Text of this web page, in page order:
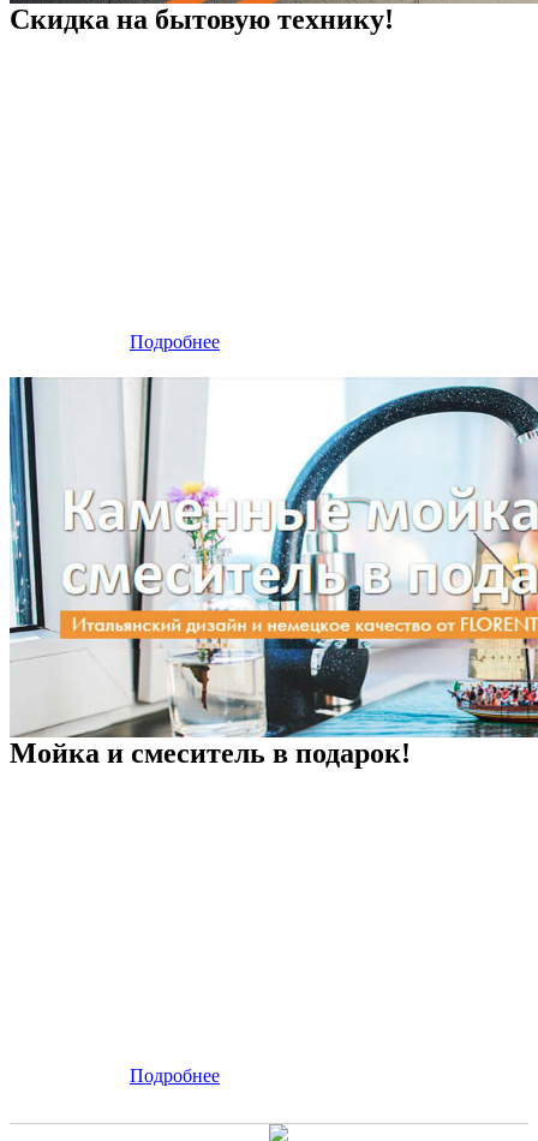
Скидка на бытовую технику!
Подробнее
Мойка и смеситель в подарок!
Подробнее